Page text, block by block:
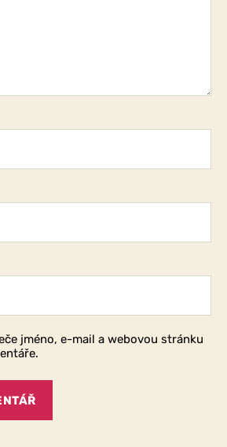
jméno, e-mail a webovou stránku